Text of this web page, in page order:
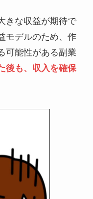
きな収益が期待で
モデルのため、作
可能性がある副業
後も、収入を確保